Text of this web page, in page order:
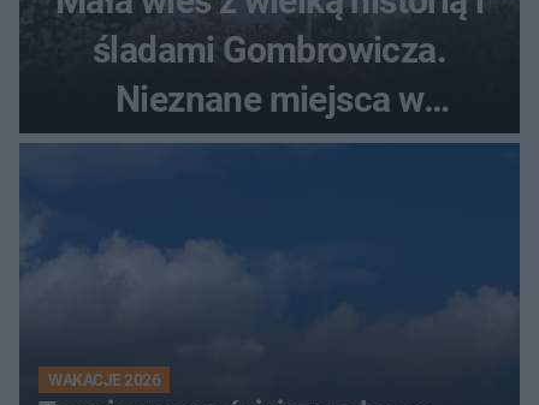
śladami Gombrowicza.
Nieznane miejsca w
Świętokrzyskiem
WAKACJE 2026